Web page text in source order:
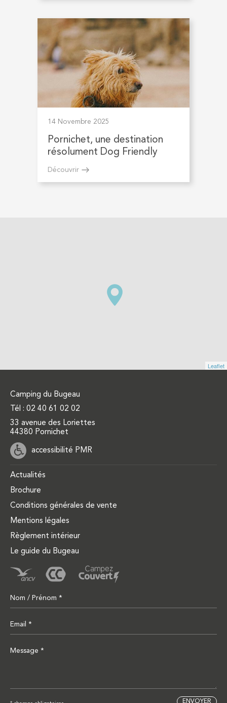
14 Novembre 2025
Pornichet, une destination
résolument Dog Friendly
Découvrir
Leaflet
Camping du Bugeau
Tél : 02 40 61 02 02
33 avenue des Loriettes
44380 Pornichet
accessibilité PMR
Actualités
Brochure
Conditions générales de vente
Mentions légales
Règlement intérieur
Le guide du Bugeau